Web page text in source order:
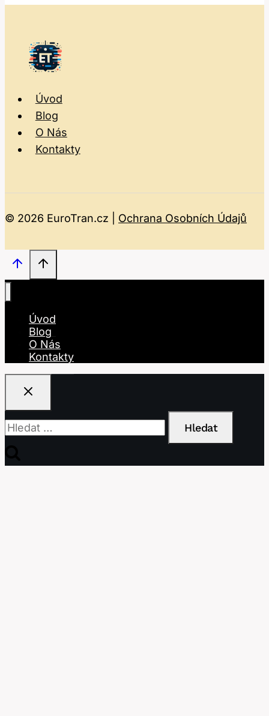
Úvod
Blog
O Nás
Kontakty
© 2026 EuroTran.cz | Ochrana Osobních Údajů
Úvod
Blog
O Nás
Kontakty
Vyhledávání